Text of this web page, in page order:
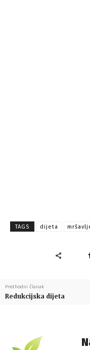
TAGS dijeta
Prethodni članak
Redukcijska dijeta